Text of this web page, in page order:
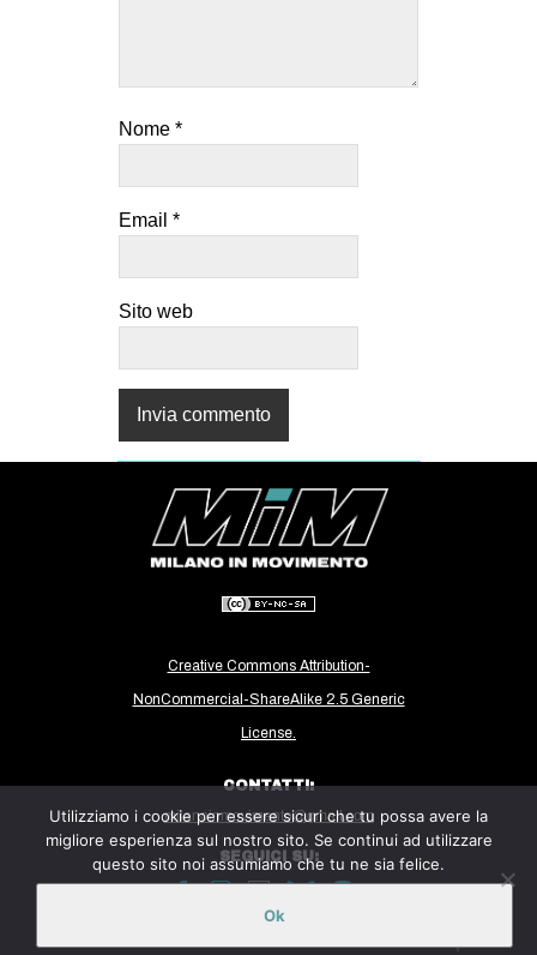
SEARCH
Nome *
Email *
Sito web
Creative Commons Attribution-
NonCommercial-ShareAlike 2.5 Generic
License.
CONTATTI:
milanoinmovimento@gmail.com
SEGUICI SU:
Utilizziamo i cookie per essere sicuri che tu possa avere la
migliore esperienza sul nostro sito. Se continui ad utilizzare
questo sito noi assumiamo che tu ne sia felice.
Ok